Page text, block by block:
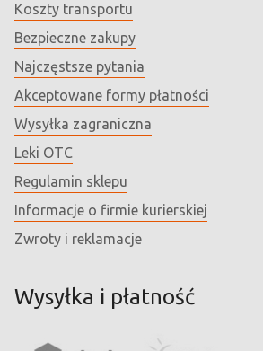
Koszty transportu
Bezpieczne zakupy
Najczęstsze pytania
Akceptowane formy płatności
Wysyłka zagraniczna
Leki OTC
Regulamin sklepu
Informacje o firmie kurierskiej
Zwroty i reklamacje
Wysyłka i płatność